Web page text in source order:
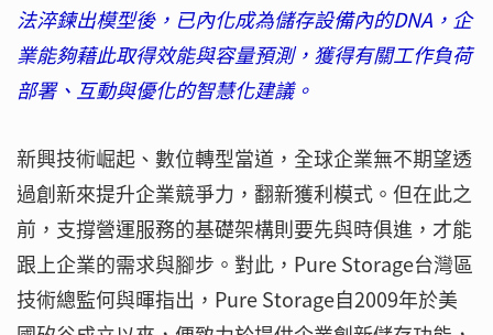
法淬鍊出模型後，已內化成為儲存設備內的DNA，企
業能夠藉此取得效能與容量預測，獲得有關工作負荷
部署、互動與優化的智慧化建議。
新興技術崛起、數位轉型當道，全球企業無不期望透
過創新來提升企業競爭力，翻新獲利模式。但在此之
前，支撐營運服務的基礎架構則要先與時俱進，才能
跟上企業的需求與腳步。對此，Pure Storage台灣區
技術總監何與暉指出，Pure Storage自2009年於美